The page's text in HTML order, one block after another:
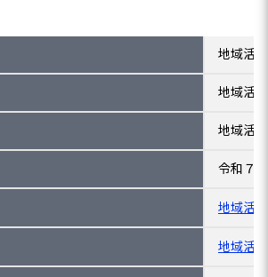
地域活
地域活
地域活
令和７
地域活
地域活